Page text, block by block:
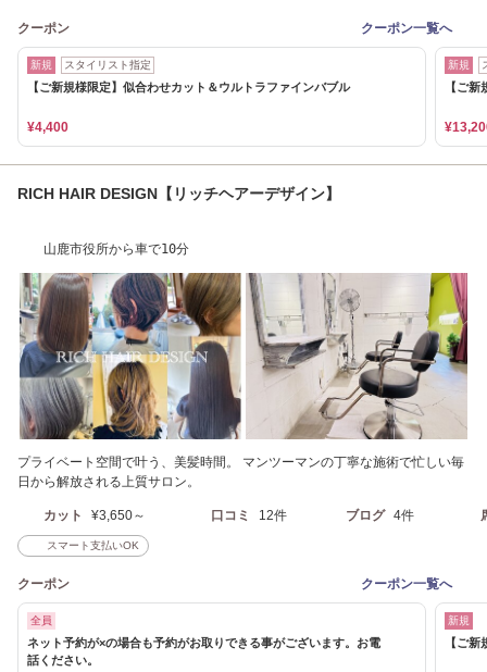
クーポン クーポン一覧へ
新規 スタイリスト指定
【ご新規様限定】似合わせカット＆ウルトラファインバブル
¥4,400
新規
【ご
RICH HAIR DESIGN【リッチヘアーデザイン】
山鹿市役所から車で10分
プライベート空間で叶う、美髪時間。 マンツーマンの丁寧な施術で忙しい毎
日から解放される上質サロン。
カット ¥3,650～ 口コミ 12件 ブログ 4件
スマート支払いOK
クーポン クーポン一覧へ
全員
ネット予約が×の場合も予約がお取りできる事がございます。お電
話ください。
新規
【ご